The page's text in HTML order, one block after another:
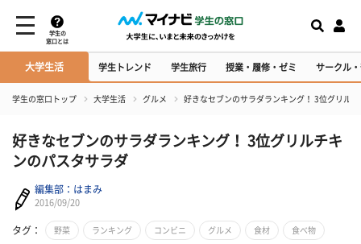
学生の
窓口とは
大学生活 学生トレンド 学生旅行 授業・履修・ゼミ サークル
学生の窓口トップ 大学生活 グルメ 好きなセブンのサラダランキング！ 3位グリル
好きなセブンのサラダランキング！ 3位グリルチキ
ンのパスタサラダ
編集部：はまみ
2016/09/20
タグ： 野菜 ランキング コンビニ グルメ 食材 食べ物